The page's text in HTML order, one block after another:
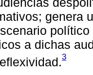
genera
a dichas
3